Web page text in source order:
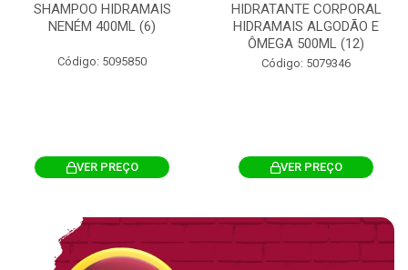
SHAMPOO HIDRAMAIS
NENÉM 400ML (6)
Código: 5095850
VER PREÇO
HIDRATANTE CORPORAL
HIDRAMAIS ALGODÃO E
ÔMEGA 500ML (12)
Código: 5079346
VER PREÇO